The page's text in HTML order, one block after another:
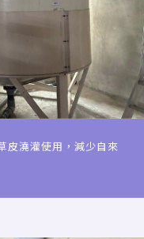
皮澆灌使用，減少自來